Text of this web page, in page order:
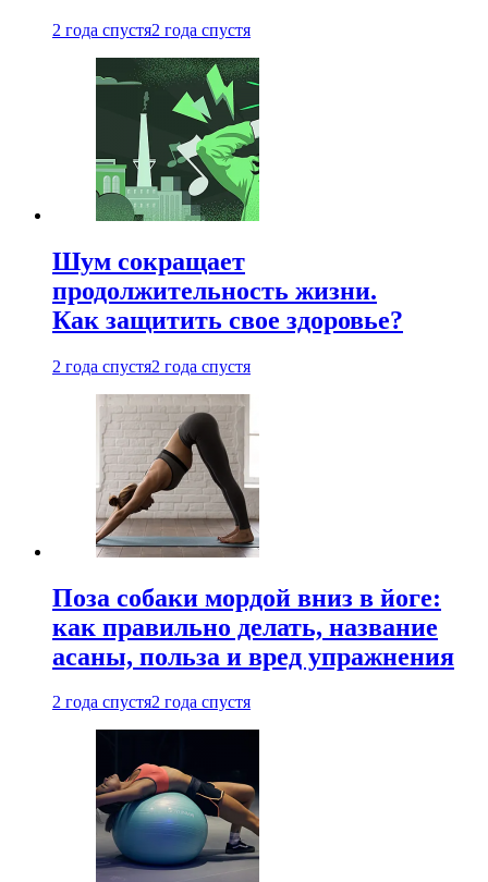
2 года спустя2 года спустя
Шум сокращает
продолжительность жизни.
Как защитить свое здоровье?
2 года спустя2 года спустя
Поза собаки мордой вниз в йоге:
как правильно делать, название
асаны, польза и вред упражнения
2 года спустя2 года спустя